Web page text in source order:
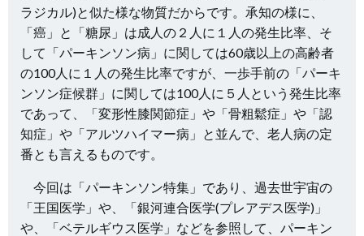
ラジカル)と似た様な物質だからです。承知の様に、
「癌」と「糖尿」は成人の２人に１人の発生比率、そ
して「パーキンソン病」に関しては60歳以上の高齢者
の100人に１人の発生比率ですが、一歩手前の「パーキ
ンソン症候群」に関しては100人に５人という発生比率
であって、「変形性膝関節症」や「骨粗鬆症」や「認
知症」や「アルツハイマー病」と並んで、老人病の定
番とも言えるものです。
今回は「パーキンソン特集」であり、過去世宇宙の
「王国医学」や、「銀河連合医学(プレアデス医学)」
や、「ベテルギウス医学」などを参照して、パーキン